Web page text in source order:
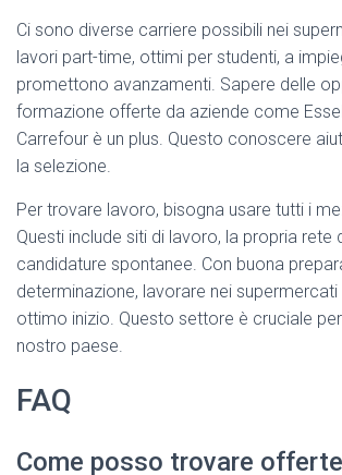
Ci sono diverse carriere possibili nei
lavori part-time, ottimi per studenti, a
promettono avanzamenti. Sapere delle
formazione offerte da aziende come
Carrefour è un plus. Questo conoscere
la selezione.
Per trovare lavoro, bisogna usare tutti i
Questi include siti di lavoro, la propria rete
candidature spontanee. Con buona
determinazione, lavorare nei supermercati
ottimo inizio. Questo settore è cruciale
nostro paese.
FAQ
Come posso trovare